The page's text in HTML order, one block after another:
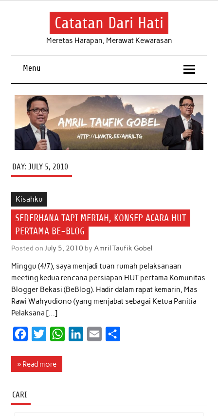
Skip
Catatan Dari Hati
Meretas Harapan, Merawat Kewarasan
Menu
DAY: JULY 5, 2010
Kisahku
SEDERHANA TAPI MERIAH, KONSEP ACARA HUT
PERTAMA BE-BLOG
Posted on July 5, 2010by Amril Taufik Gobel
Minggu (4/7), saya menjadi tuan rumah pelaksanaan
meeting kedua rencana persiapan HUT pertama Komunitas
Blogger Bekasi (BeBlog). Hadir dalam rapat kemarin, Mas
Rawi Wahyudiono (yang menjabat sebagai Ketua Panitia
Pelaksana […]
c
o
i
e
W
A
d
» Read more
CARI